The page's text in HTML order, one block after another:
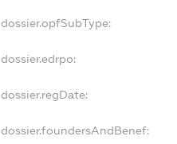
dossier.opfSubType:
dossier.edrpo:
dossier.regDate:
dossier.foundersAndBenef: